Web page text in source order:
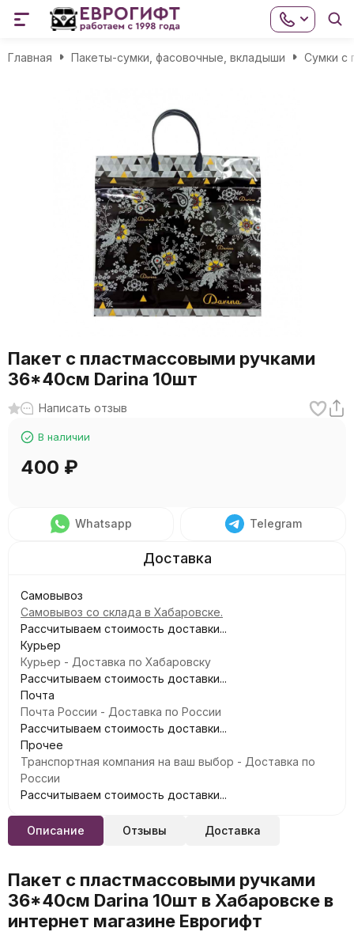
Главная Пакеты-сумки, фасовочные, вкладыши Сумки с
Пакет с пластмассовыми ручками
36*40см Darina 10шт
Написать отзыв
В наличии
400 ₽
Whatsapp Telegram
Самовывоз
Самовывоз со склада в Хабаровске.
Рассчитываем стоимость доставки...
Курьер
Курьер - Доставка по Хабаровску
Рассчитываем стоимость доставки...
Почта
Почта России - Доставка по России
Рассчитываем стоимость доставки...
Прочее
Транспортная компания на ваш выбор - Доставка по
России
Рассчитываем стоимость доставки...
Описание Отзывы Доставка
Пакет с пластмассовыми ручками
36*40см Darina 10шт в Хабаровске в
интернет магазине Еврогифт